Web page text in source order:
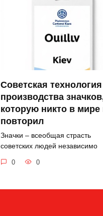
Советская технология
производства
которую никто в мире
повторил
Значки – всеобщая страсть
советских людей независимо
0 0